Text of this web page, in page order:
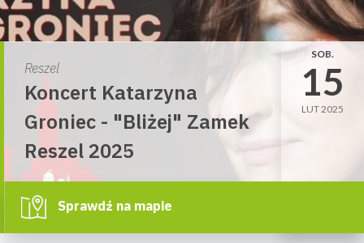
Reszel
Koncert Katarzyna
Groniec - "Bliżej" Zamek
Reszel 2025
SOB.
15
LUT 2025
Sprawdź na mapie